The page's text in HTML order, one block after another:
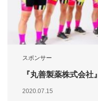
スポンサー
『丸善製薬株式会社』
2020.07.15